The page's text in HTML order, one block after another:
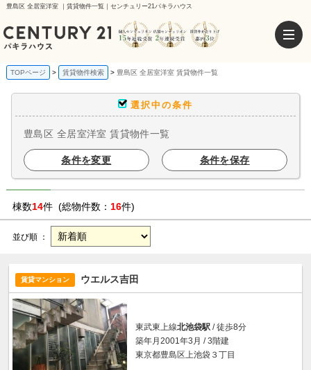
豊島区 全居室洋室 ｜賃貸物件一覧｜センチュリー21パキラハウス
TOPページ 賃貸物件検索 豊島区 全居室洋室 賃貸物件一覧
選択中の条件
豊島区 全居室洋室 賃貸物件一覧
条件を変更 条件を保存
棟数14件 (総物件数： 16件)
並び順 ：
賃貸マンション ウエルス吉田
東武東上線北池袋駅 / 徒歩8分
築年月2001年3月 / 3階建
東京都豊島区上池袋３丁目